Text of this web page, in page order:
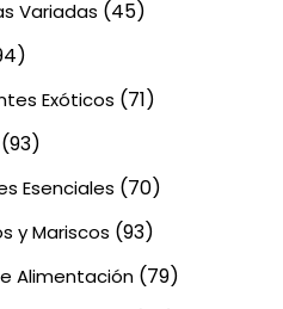
Variadas (45)
Exóticos (71)
(93)
Esenciales (70)
y Mariscos (93)
Alimentación(79)